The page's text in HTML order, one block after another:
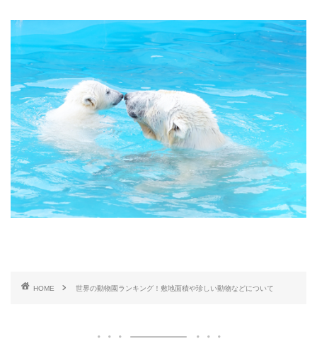
HOME 世界の動物園ランキング！敷地面積や珍しい動物などについて